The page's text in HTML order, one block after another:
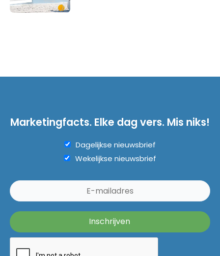
Marketingfacts. Elke dag vers. Mis niks!
Dagelijkse nieuwsbrief
Wekelijkse nieuwsbrief